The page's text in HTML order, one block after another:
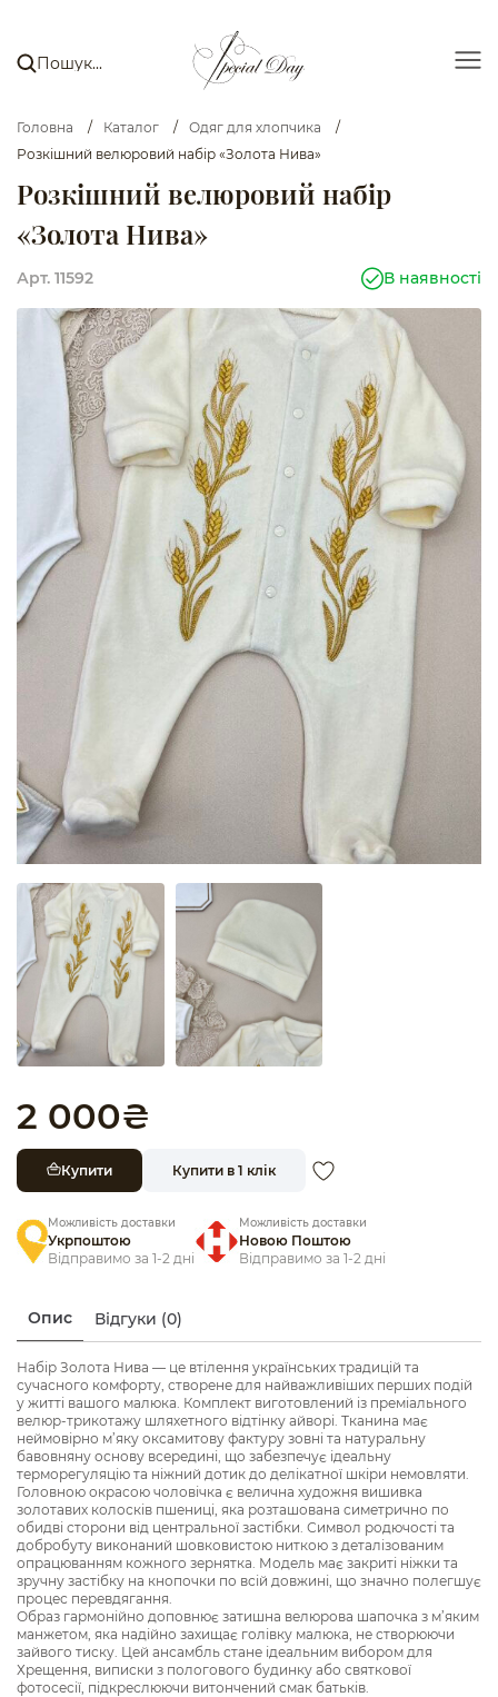
Головна / Каталог / Одяг для хлопчика
/
Розкішний велюровий набір «Золота Нива»
Розкішний велюровий набір
«Золота Нива»
Арт. 11592 В наявності
2 000₴
Купити Купити в 1 клік
Можливість доставки
Укрпоштою
Відправимо за 1-2 дні
Можливість доставки
Новою Поштою
Відправимо за 1-2 дні
Опис Відгуки (0)
Набір Золота Нива — це втілення українських традицій та
сучасного комфорту, створене для найважливіших перших подій
у житті вашого малюка. Комплект виготовлений із преміального
велюр-трикотажу шляхетного відтінку айворі. Тканина має
неймовірно м’яку оксамитову фактуру зовні та натуральну
бавовняну основу всередині, що забезпечує ідеальну
терморегуляцію та ніжний дотик до делікатної шкіри немовляти.
Головною окрасою чоловічка є велична художня вишивка
золотавих колосків пшениці, яка розташована симетрично по
обидві сторони від центральної застібки. Символ родючості та
добробуту виконаний шовковистою ниткою з деталізованим
опрацюванням кожного зернятка. Модель має закриті ніжки та
зручну застібку на кнопочки по всій довжині, що значно полегшує
процес перевдягання.
Образ гармонійно доповнює затишна велюрова шапочка з м’яким
манжетом, яка надійно захищає голівку малюка, не створюючи
зайвого тиску. Цей ансамбль стане ідеальним вибором для
Хрещення, виписки з пологового будинку або святкової
фотосесії, підкреслюючи витончений смак батьків.